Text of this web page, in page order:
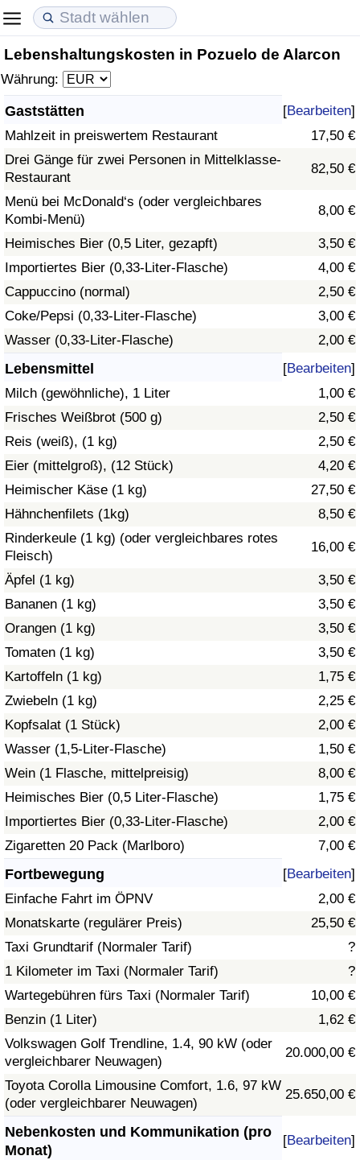
Lebenshaltungskosten in Pozuelo de Alarcon
Währung:
Gaststätten [Bearbeiten]
Mahlzeit in preiswertem Restaurant
17,50 €
Drei Gänge für zwei Personen in Mittelklasse-
Restaurant
82,50 €
Menü bei McDonald‘s (oder vergleichbares
Kombi-Menü)
8,00 €
Heimisches Bier (0,5 Liter, gezapft)
3,50 €
Importiertes Bier (0,33-Liter-Flasche)
4,00 €
Cappuccino (normal)
2,50 €
Coke/Pepsi (0,33-Liter-Flasche)
3,00 €
Wasser (0,33-Liter-Flasche)
2,00 €
Lebensmittel [Bearbeiten]
Milch (gewöhnliche), 1 Liter
1,00 €
Frisches Weißbrot (500 g)
2,50 €
Reis (weiß), (1 kg)
2,50 €
Eier (mittelgroß), (12 Stück)
4,20 €
Heimischer Käse (1 kg)
27,50 €
Hähnchenfilets (1kg)
8,50 €
Rinderkeule (1 kg) (oder vergleichbares rotes
Fleisch)
16,00 €
Äpfel (1 kg)
3,50 €
Bananen (1 kg)
3,50 €
Orangen (1 kg)
3,50 €
Tomaten (1 kg)
3,50 €
Kartoffeln (1 kg)
1,75 €
Zwiebeln (1 kg)
2,25 €
Kopfsalat (1 Stück)
2,00 €
Wasser (1,5-Liter-Flasche)
1,50 €
Wein (1 Flasche, mittelpreisig)
8,00 €
Heimisches Bier (0,5 Liter-Flasche)
1,75 €
Importiertes Bier (0,33-Liter-Flasche)
2,00 €
Zigaretten 20 Pack (Marlboro)
7,00 €
Fortbewegung [Bearbeiten]
Einfache Fahrt im ÖPNV
2,00 €
Monatskarte (regulärer Preis)
25,50 €
Taxi Grundtarif (Normaler Tarif)
?
1 Kilometer im Taxi (Normaler Tarif)
?
Wartegebühren fürs Taxi (Normaler Tarif)
10,00 €
Benzin (1 Liter)
1,62 €
Volkswagen Golf Trendline, 1.4, 90 kW (oder
vergleichbarer Neuwagen)
20.000,00 €
Toyota Corolla Limousine Comfort, 1.6, 97 kW
(oder vergleichbarer Neuwagen)
25.650,00 €
Nebenkosten und Kommunikation (pro
Monat)
[Bearbeiten]
Lebenshaltungskosten
Lebenshaltungskosten-Index (aktuell)
Lebenshaltungskosten-Index
Lebenshaltungskosten-Index nach Land
in Akaba
Immobilienpreise
Immobilienpreis-Index (aktuell)
Immobilienpreis-Index
Immobilienpreis-Index nach Land
Lebensqualität
Lebensqualität-Index
Lebensqualität-Index (aktuell)
Lebensqualitätsindex nach Land
Kriminalität
Kriminalitäts-Index (aktuell)
Kriminalitäts-Index
Kriminalitätsindex nach Land
Gesundheitsversorgung
Gesundheitsversorgungs-Index (aktuell)
Gesundheitsversorgungs-Index
Gesundheitsversorgungs-Index nach Land
Umweltverschmutzung
Verschmutzungsindex
Umweltverschmutzungs-Index nach Land
Verkehr
Verkehrs-Index
Verkehrs-Index (aktuell)
Verkehrs-Index nach Land